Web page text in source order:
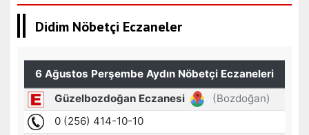
Didim Nöbetçi Eczaneler